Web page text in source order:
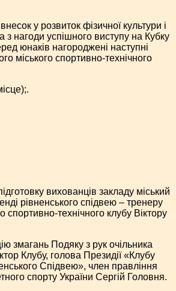
у розвиток фізичної культури і
з нагоди успішного виступу на Кубку
юнаків нагороджені наступні
міського спортивно-технічного
вихованців закладу міський
рівненського спідвею – тренеру
спортивно-технічного клубу Віктору
змагань Подяку з рук очільника
Клубу, голова Президії «Клубу
Спідвею», член правління
спорту України Сергій Головня.